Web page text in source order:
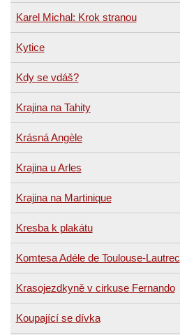
Karel Michal: Krok stranou
Kytice
Kdy se vdáš?
Krajina na Tahity
Krásná Angèle
Krajina u Arles
Krajina na Martinique
Kresba k plakátu
Komtesa Adéle de Toulouse-Lautrec
Krasojezdkyně v cirkuse Fernando
Koupající se dívka